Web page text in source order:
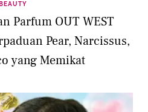
BEAUTY
Parfum OUT WEST
Pear, Narcissus,
yang Memikat